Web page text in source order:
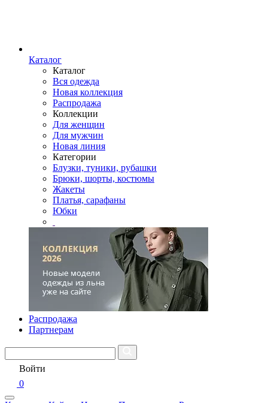
Каталог
Каталог
Вся одежда
Новая коллекция
Распродажа
Коллекции
Для женщин
Для мужчин
Новая линия
Категории
Блузки, туники, рубашки
Брюки, шорты, костюмы
Жакеты
Платья, сарафаны
Юбки
Распродажа
Партнерам
Войти
0